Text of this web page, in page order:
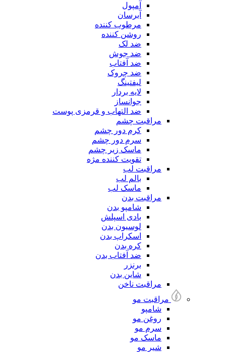
آمپول
آبرسان
مرطوب کننده
روشن کننده
ضد لک
ضد جوش
ضد آفتاب
ضد چروک
لیفتینگ
لایه بردار
جوانساز
ضد التهاب و قرمزی پوست
مراقبت چشم
کرم دور چشم
سرم دور چشم
ماسک زیر چشم
تقویت کننده مژه
مراقبت لب
بالم لب
ماسک لب
مراقبت بدن
شامپو بدن
بادی اسپلش
لوسیون بدن
اسکراپ بدن
کره بدن
ضد آفتاب بدن
برنزر
شاین بدن
مراقبت ناخن
مراقبت مو
شامپو
روغن مو
سرم مو
ماسک مو
شیر مو